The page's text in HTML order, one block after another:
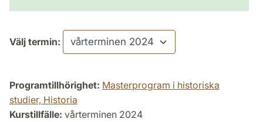
Välj termin:
Programtillhörighet: Masterprogram i historiska
studier, Historia
Kurstillfälle: vårterminen 2024